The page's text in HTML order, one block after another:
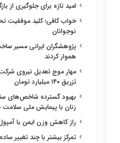
امید تازه برای جلوگیری از
خواب کافی؛ کلید موفقیت
نوجوانان
پژوهشگران ایرانی مسیر
هموار کردند
مهار موج تعدیل نیروی
تزریق ۱۴۰ میلیارد تومان
بهبود گسترده شاخص‌های
زنان با پیمایش ملی سلامت
راز کاهش وزن ایمن با
تمرکز بیشتر با چند تغییر